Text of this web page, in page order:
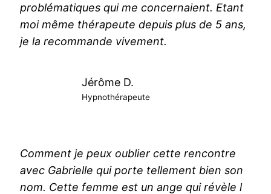
problématiques qui me concernaient. Etant
moi même thérapeute depuis plus de 5 ans,
je la recommande vivement.
Jérôme D.
Hypnothérapeute
Comment je peux oublier cette rencontre
avec Gabrielle qui porte tellement bien son
nom. Cette femme est un ange qui révèle l